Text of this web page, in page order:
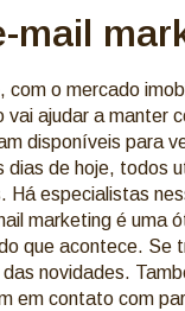
mail
o mercado
ajudar a manter
disponíveis para
de hoje, todos
especialistas
marketing é uma
que acontece. Se
novidades.
em contato com